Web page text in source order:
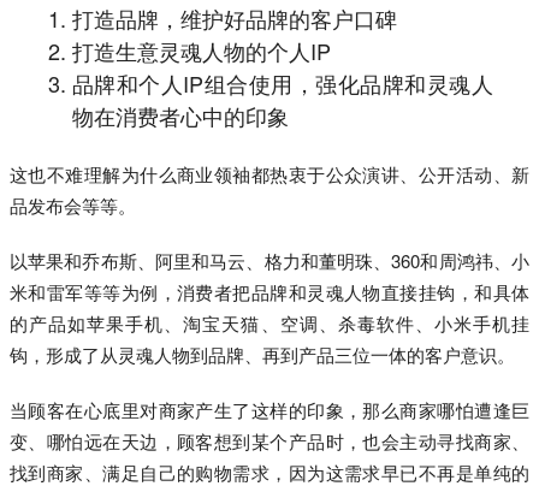
打造品牌，维护好品牌的客户口碑
打造生意灵魂人物的个人IP
品牌和个人IP组合使用，强化品牌和灵魂人
物在消费者心中的印象
这也不难理解为什么商业领袖都热衷于公众演讲、公开活动、新
品发布会等等。
以苹果和乔布斯、阿里和马云、格力和董明珠、360和周鸿祎、小
米和雷军等等为例，消费者把品牌和灵魂人物直接挂钩，和具体
的产品如苹果手机、淘宝天猫、空调、杀毒软件、小米手机挂
钩，形成了从灵魂人物到品牌、再到产品三位一体的客户意识。
当顾客在心底里对商家产生了这样的印象，那么商家哪怕遭逢巨
变、哪怕远在天边，顾客想到某个产品时，也会主动寻找商家、
找到商家、满足自己的购物需求，因为这需求早已不再是单纯的